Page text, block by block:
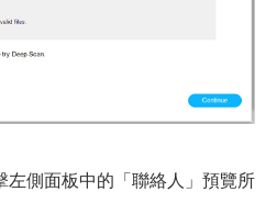
左側面板中的「聯絡人」預覽所